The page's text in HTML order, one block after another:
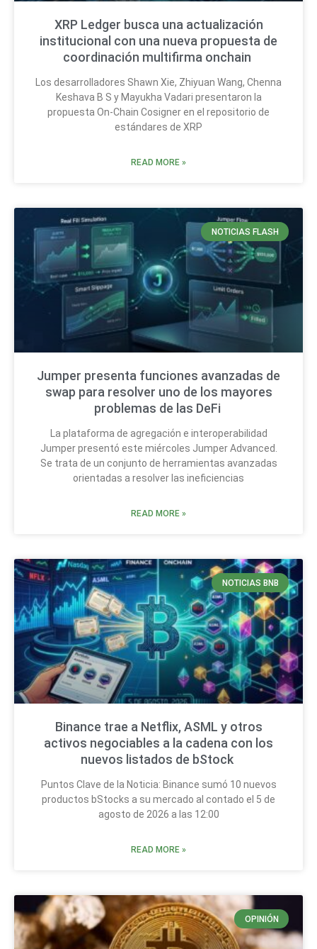
XRP Ledger busca una actualización
institucional con una nueva propuesta de
coordinación multifirma onchain
Los desarrolladores Shawn Xie, Zhiyuan Wang, Chenna
Keshava B S y Mayukha Vadari presentaron la
propuesta On-Chain Cosigner en el repositorio de
estándares de XRP
READ MORE »
NOTICIAS FLASH
Jumper presenta funciones avanzadas de
swap para resolver uno de los mayores
problemas de las DeFi
La plataforma de agregación e interoperabilidad
Jumper presentó este miércoles Jumper Advanced.
Se trata de un conjunto de herramientas avanzadas
orientadas a resolver las ineficiencias
READ MORE »
NOTICIAS BNB
Binance trae a Netflix, ASML y otros
activos negociables a la cadena con los
nuevos listados de bStock
Puntos Clave de la Noticia: Binance sumó 10 nuevos
productos bStocks a su mercado al contado el 5 de
agosto de 2026 a las 12:00
READ MORE »
OPINIÓN